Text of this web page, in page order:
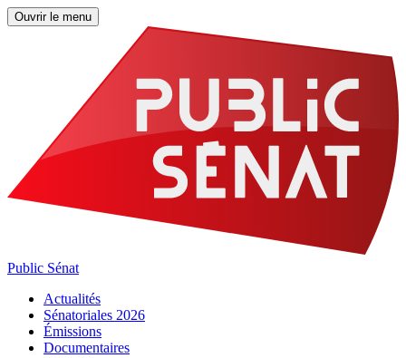
Ouvrir le menu
Public Sénat
Actualités
Sénatoriales 2026
Émissions
Documentaires